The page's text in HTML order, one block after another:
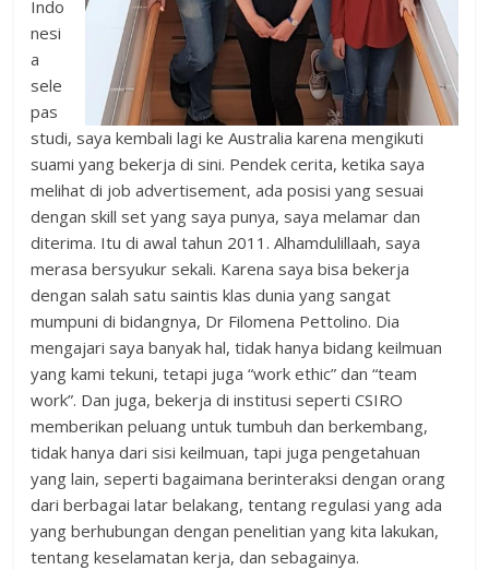
Indo
nesi
a
sele
pas
studi, saya kembali lagi ke Australia karena mengikuti
suami yang bekerja di sini. Pendek cerita, ketika saya
melihat di job advertisement, ada posisi yang sesuai
dengan skill set yang saya punya, saya melamar dan
diterima. Itu di awal tahun 2011. Alhamdulillaah, saya
merasa bersyukur sekali. Karena saya bisa bekerja
dengan salah satu saintis klas dunia yang sangat
mumpuni di bidangnya, Dr Filomena Pettolino. Dia
mengajari saya banyak hal, tidak hanya bidang keilmuan
yang kami tekuni, tetapi juga “work ethic” dan “team
work”. Dan juga, bekerja di institusi seperti CSIRO
memberikan peluang untuk tumbuh dan berkembang,
tidak hanya dari sisi keilmuan, tapi juga pengetahuan
yang lain, seperti bagaimana berinteraksi dengan orang
dari berbagai latar belakang, tentang regulasi yang ada
yang berhubungan dengan penelitian yang kita lakukan,
tentang keselamatan kerja, dan sebagainya.